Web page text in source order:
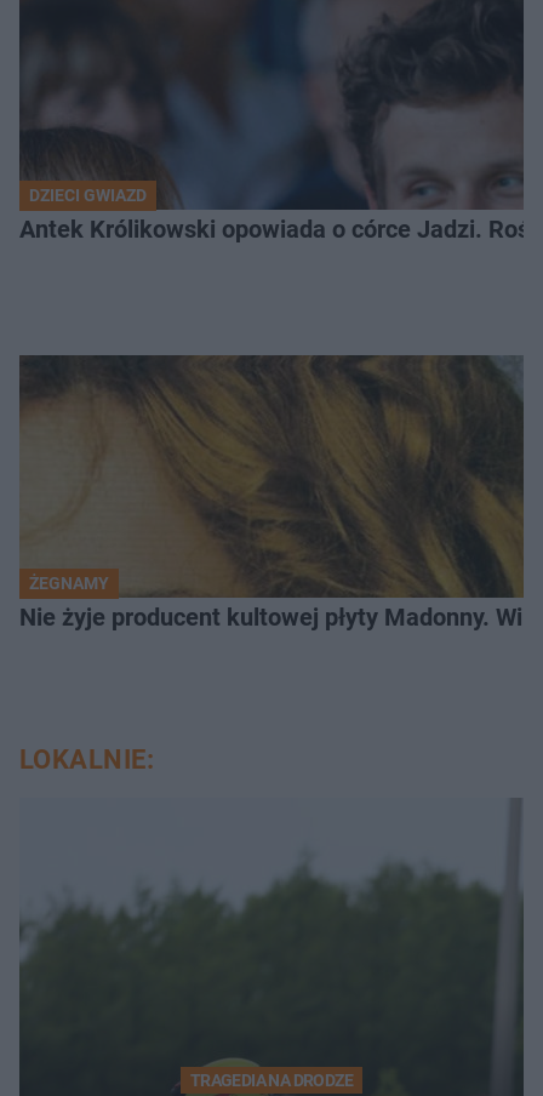
DZIECI GWIAZD
Antek Królikowski opowiada o córce Jadzi.
ŻEGNAMY
Nie żyje producent kultowej płyty Madonny.
LOKALNIE:
TRAGEDIA NA DRODZE